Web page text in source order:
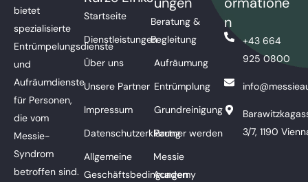
bietet
spezialisierte
Entrümpelungsdienste
und
Aufräumdienste
für Personen,
die vom
Messie-
Syndrom
betroffen sind.
Startseite
Dienstleistungen
Über uns
Unsere Partner
Impressum
Datenschutzerklärung
Allgemeine
Geschäftsbedingungen
Beratung &
Begleitung
Aufräumung
Entrümplung
Grundreinigung
Partner werden
Messie
Academy
n
+43 664
925 0800
3/7, 1190